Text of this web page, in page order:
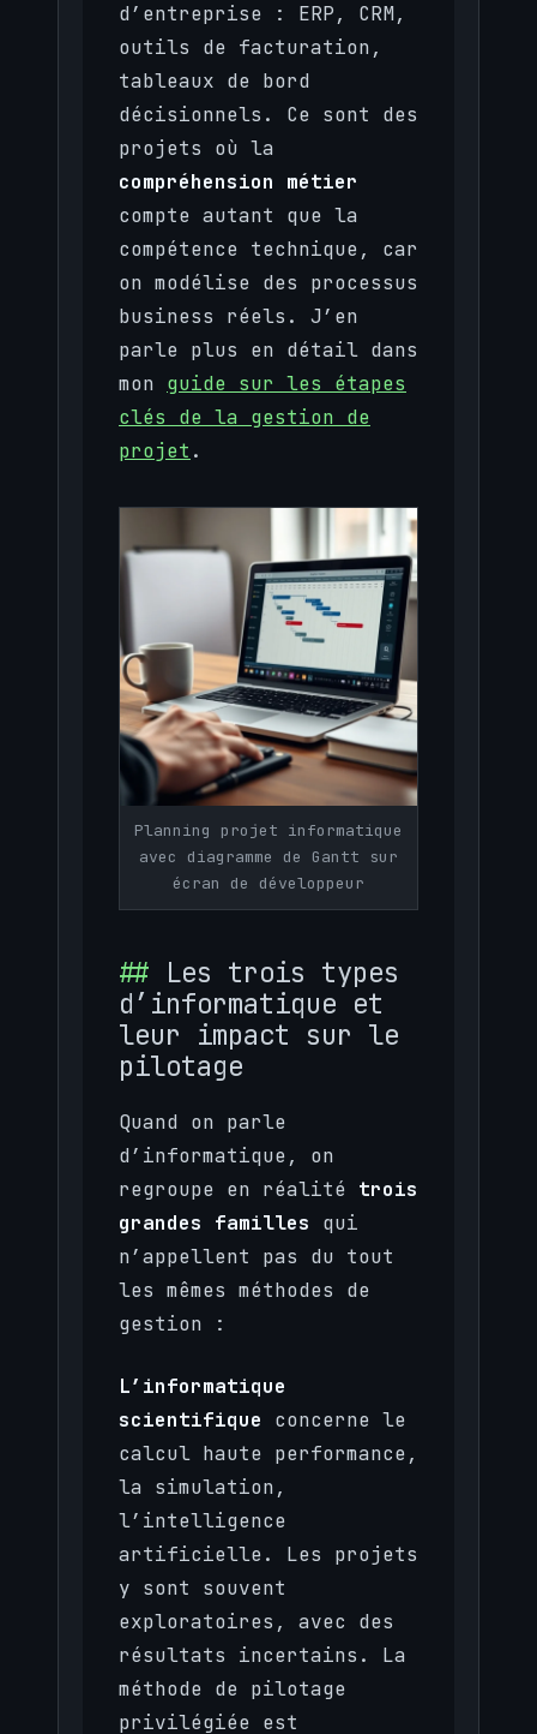
d’entreprise : ERP, CRM,
outils de facturation,
tableaux de bord
décisionnels. Ce sont des
projets où la
compréhension métier
compte autant que la
compétence technique, car
on modélise des processus
business réels. J’en
parle plus en détail dans
mon guide sur les étapes
clés de la gestion de
projet .
Planning projet informatique
avec diagramme de Gantt sur
écran de développeur
Les trois types
d’informatique et
leur impact sur le
pilotage
Quand on parle
d’informatique, on
regroupe en réalité trois
grandes familles qui
n’appellent pas du tout
les mêmes méthodes de
gestion :
L’informatique
scientifique concerne le
calcul haute performance,
la simulation,
l’intelligence
artificielle. Les projets
y sont souvent
exploratoires, avec des
résultats incertains. La
méthode de pilotage
privilégiée est